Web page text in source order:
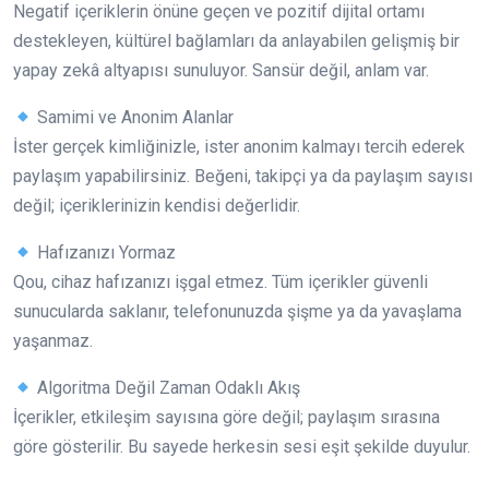
Negatif içeriklerin önüne geçen ve pozitif dijital ortamı
destekleyen, kültürel bağlamları da anlayabilen gelişmiş bir
yapay zekâ altyapısı sunuluyor. Sansür değil, anlam var.
Samimi ve Anonim Alanlar
İster gerçek kimliğinizle, ister anonim kalmayı tercih ederek
paylaşım yapabilirsiniz. Beğeni, takipçi ya da paylaşım sayısı
değil; içeriklerinizin kendisi değerlidir.
Hafızanızı Yormaz
Qou, cihaz hafızanızı işgal etmez. Tüm içerikler güvenli
sunucularda saklanır, telefonunuzda şişme ya da yavaşlama
yaşanmaz.
Algoritma Değil Zaman Odaklı Akış
İçerikler, etkileşim sayısına göre değil; paylaşım sırasına
göre gösterilir. Bu sayede herkesin sesi eşit şekilde duyulur.